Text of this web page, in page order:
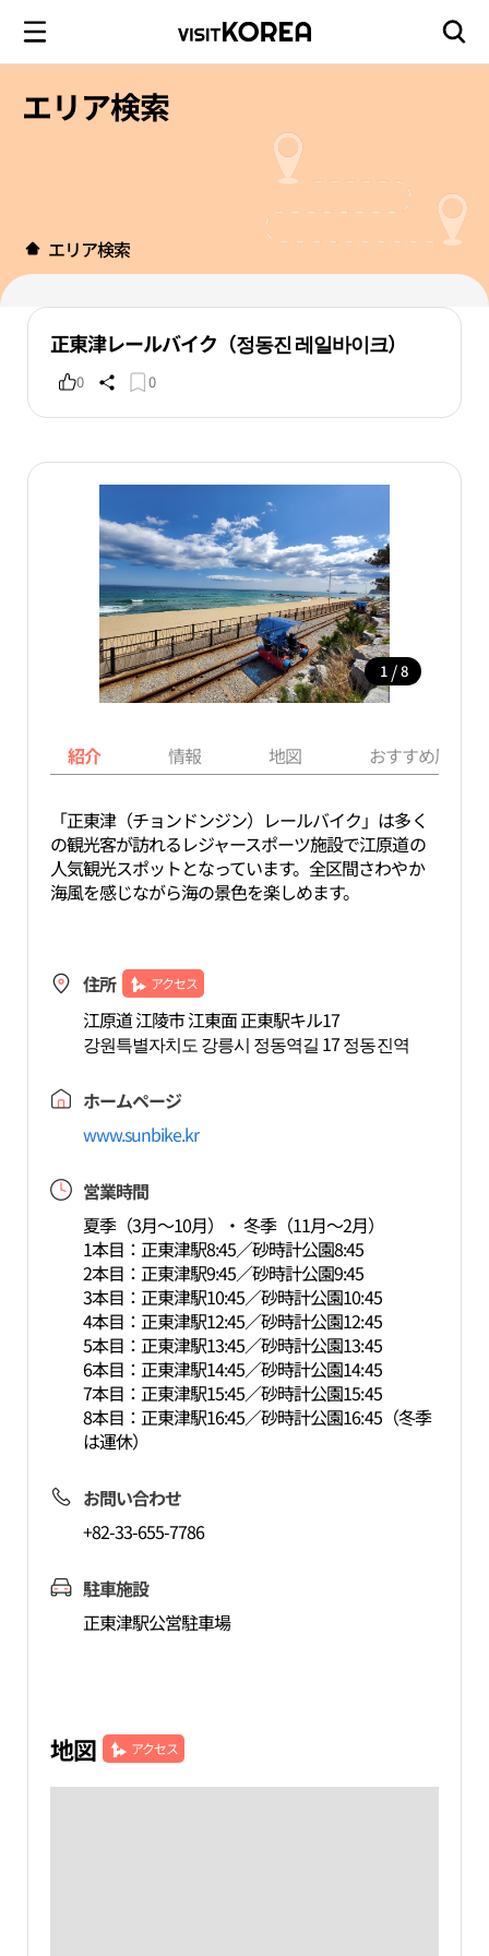
エリア検索
エリア検索
正東津レールバイク（정동진 레일바이크）
0 0
1 / 8
紹介 情報 地図 おすすめ周辺
「正東津（チョンドンジン）レールバイク」は多く
の観光客が訪れるレジャースポーツ施設で江原道の
人気観光スポットとなっています。全区間さわやか
海風を感じながら海の景色を楽しめます。
住所 アクセス
江原道 江陵市 江東面 正東駅キル17
강원특별자치도 강릉시 정동역길 17 정동진역
ホームページ
www.sunbike.kr
営業時間
夏季（3月～10月）・ 冬季（11月～2月）
1本目：正東津駅8:45／砂時計公園8:45
2本目：正東津駅9:45／砂時計公園9:45
3本目：正東津駅10:45／砂時計公園10:45
4本目：正東津駅12:45／砂時計公園12:45
5本目：正東津駅13:45／砂時計公園13:45
6本目：正東津駅14:45／砂時計公園14:45
7本目：正東津駅15:45／砂時計公園15:45
8本目：正東津駅16:45／砂時計公園16:45（冬季
は運休）
お問い合わせ
+82-33-655-7786
駐車施設
正東津駅公営駐車場
地図 アクセス